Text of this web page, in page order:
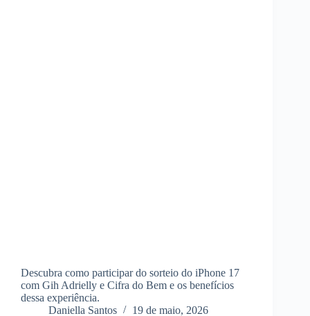
Descubra como participar do sorteio do iPhone 17
com Gih Adrielly e Cifra do Bem e os benefícios
dessa experiência.
Daniella Santos
19 de maio, 2026